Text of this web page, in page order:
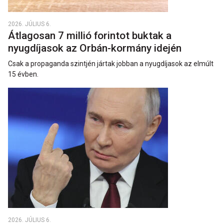
2026. JÚLIUS 6.
Átlagosan 7 millió forintot buktak a
nyugdíjasok az Orbán-kormány idején
Csak a propaganda szintjén jártak jobban a nyugdíjasok az elmúlt
15 évben.
2026. JÚLIUS 6.